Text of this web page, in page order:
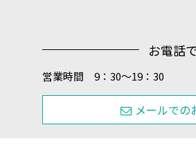
お電話
営業時間 9：30～19：30
メールでの